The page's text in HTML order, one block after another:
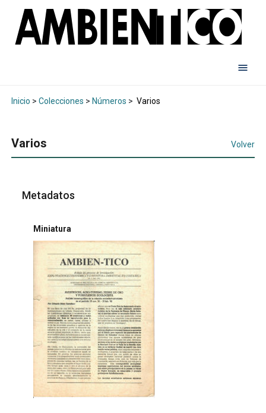
Inicio > Colecciones > Números > Varios
Varios Volver
Metadatos
Miniatura